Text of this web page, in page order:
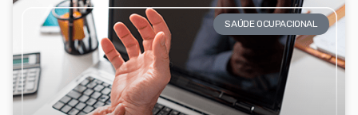
SAÚDE OCUPACIONAL